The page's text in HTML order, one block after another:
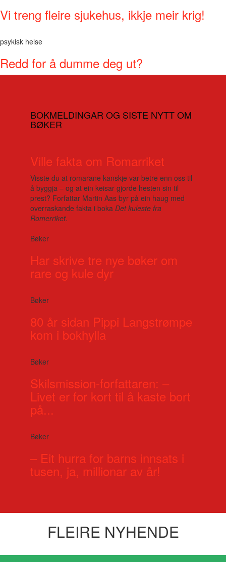
Vi treng fleire sjukehus, ikkje meir krig!
psykisk helse
Redd for å dumme deg ut?
BOKMELDINGAR OG SISTE NYTT OM
BØKER
Ville fakta om Romarriket
Visste du at romarane kanskje var betre enn oss til
å byggja – og at ein keisar gjorde hesten sin til
prest? Forfattar Martin Aas byr på ein haug med
overraskande fakta i boka Det kuleste fra
Romerriket.
Bøker
Har skrive tre nye bøker om
rare og kule dyr
Bøker
80 år sidan Pippi Langstrømpe
kom i bokhylla
Bøker
Skilsmission-forfattaren: –
Livet er for kort til å kaste bort
på...
Bøker
– Eit hurra for barns innsats i
tusen, ja, millionar av år!
FLEIRE NYHENDE